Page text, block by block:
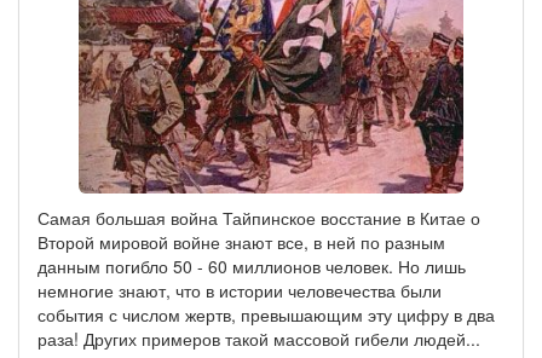
Самая большая война Тайпинское восстание в Китае о
Второй мировой войне знают все, в ней по разным
данным погибло 50 - 60 миллионов человек. Но лишь
немногие знают, что в истории человечества были
события с числом жертв, превышающим эту цифру в два
раза! Других примеров такой массовой гибели людей...